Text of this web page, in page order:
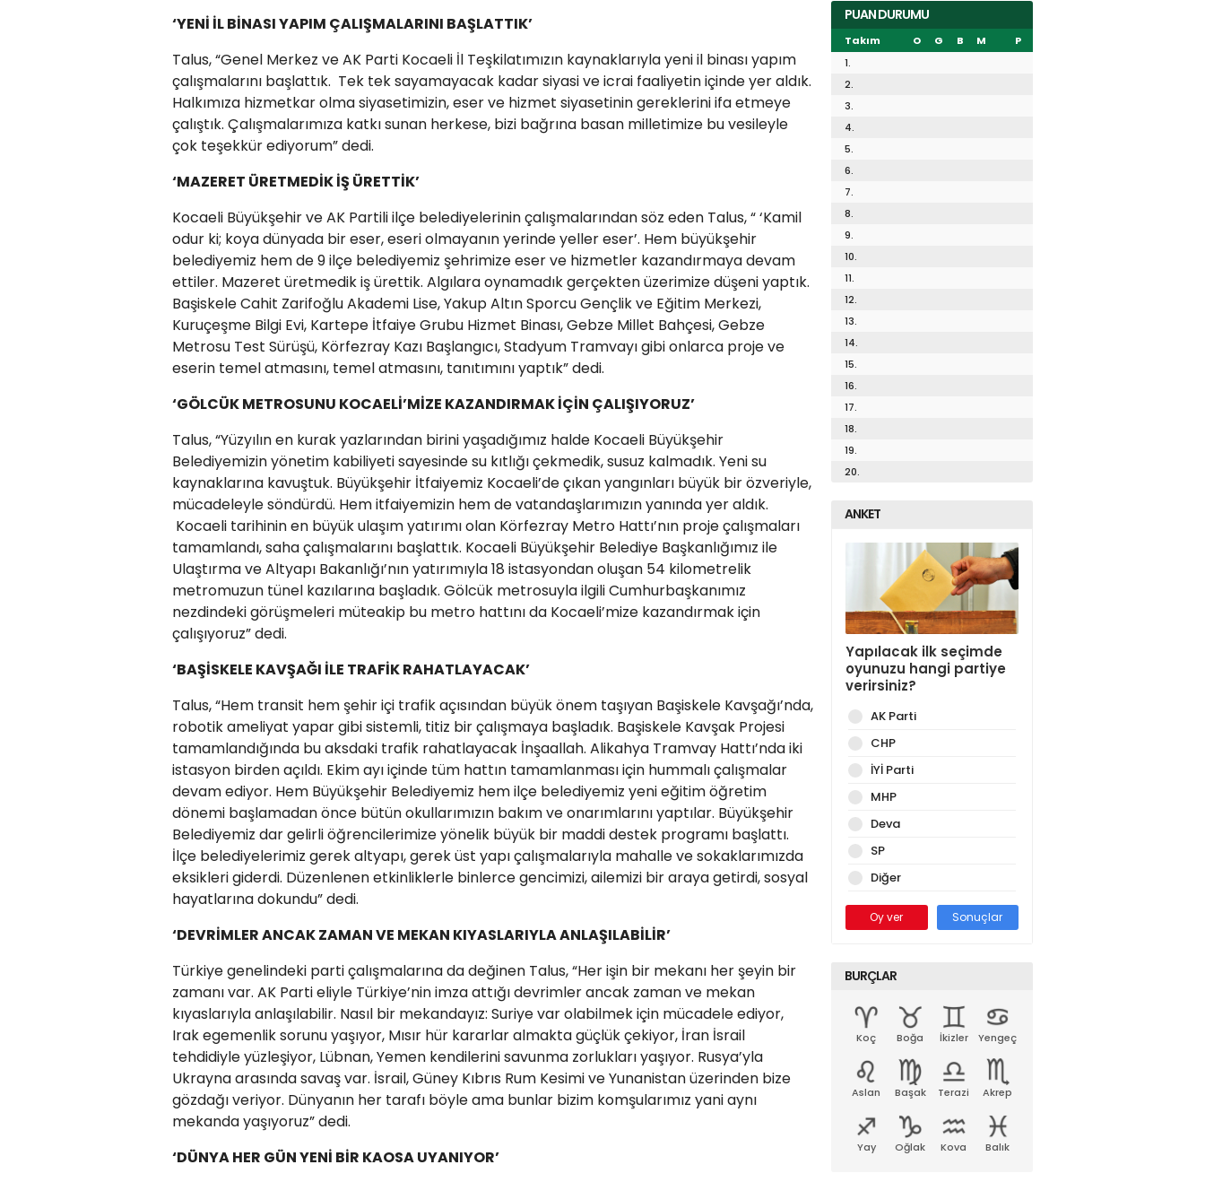
‘YENİ İL BİNASI YAPIM ÇALIŞMALARINI BAŞLATTIK’
Talus, “Genel Merkez ve AK Parti Kocaeli İl Teşkilatımızın kaynaklarıyla yeni il binası yapım
çalışmalarını başlattık. Tek tek sayamayacak kadar siyasi ve icrai faaliyetin içinde yer aldık.
Halkımıza hizmetkar olma siyasetimizin, eser ve hizmet siyasetinin gereklerini ifa etmeye
çalıştık. Çalışmalarımıza katkı sunan herkese, bizi bağrına basan milletimize bu vesileyle
çok teşekkür ediyorum” dedi.
‘MAZERET ÜRETMEDİK İŞ ÜRETTİK’
Kocaeli Büyükşehir ve AK Partili ilçe belediyelerinin çalışmalarından söz eden Talus, “ ‘Kamil
odur ki; koya dünyada bir eser, eseri olmayanın yerinde yeller eser’. Hem büyükşehir
belediyemiz hem de 9 ilçe belediyemiz şehrimize eser ve hizmetler kazandırmaya devam
ettiler. Mazeret üretmedik iş ürettik. Algılara oynamadık gerçekten üzerimize düşeni yaptık.
Başiskele Cahit Zarifoğlu Akademi Lise, Yakup Altın Sporcu Gençlik ve Eğitim Merkezi,
Kuruçeşme Bilgi Evi, Kartepe İtfaiye Grubu Hizmet Binası, Gebze Millet Bahçesi, Gebze
Metrosu Test Sürüşü, Körfezray Kazı Başlangıcı, Stadyum Tramvayı gibi onlarca proje ve
eserin temel atmasını, temel atmasını, tanıtımını yaptık” dedi.
‘GÖLCÜK METROSUNU KOCAELİ’MİZE KAZANDIRMAK İÇİN ÇALIŞIYORUZ’
Talus, “Yüzyılın en kurak yazlarından birini yaşadığımız halde Kocaeli Büyükşehir
Belediyemizin yönetim kabiliyeti sayesinde su kıtlığı çekmedik, susuz kalmadık. Yeni su
kaynaklarına kavuştuk. Büyükşehir İtfaiyemiz Kocaeli’de çıkan yangınları büyük bir özveriyle,
mücadeleyle söndürdü. Hem itfaiyemizin hem de vatandaşlarımızın yanında yer aldık.
Kocaeli tarihinin en büyük ulaşım yatırımı olan Körfezray Metro Hattı’nın proje çalışmaları
tamamlandı, saha çalışmalarını başlattık. Kocaeli Büyükşehir Belediye Başkanlığımız ile
Ulaştırma ve Altyapı Bakanlığı’nın yatırımıyla 18 istasyondan oluşan 54 kilometrelik
metromuzun tünel kazılarına başladık. Gölcük metrosuyla ilgili Cumhurbaşkanımız
nezdindeki görüşmeleri müteakip bu metro hattını da Kocaeli’mize kazandırmak için
çalışıyoruz” dedi.
‘BAŞİSKELE KAVŞAĞI İLE TRAFİK RAHATLAYACAK’
Talus, “Hem transit hem şehir içi trafik açısından büyük önem taşıyan Başiskele Kavşağı’nda,
robotik ameliyat yapar gibi sistemli, titiz bir çalışmaya başladık. Başiskele Kavşak Projesi
tamamlandığında bu aksdaki trafik rahatlayacak İnşaallah. Alikahya Tramvay Hattı’nda iki
istasyon birden açıldı. Ekim ayı içinde tüm hattın tamamlanması için hummalı çalışmalar
devam ediyor. Hem Büyükşehir Belediyemiz hem ilçe belediyemiz yeni eğitim öğretim
dönemi başlamadan önce bütün okullarımızın bakım ve onarımlarını yaptılar. Büyükşehir
Belediyemiz dar gelirli öğrencilerimize yönelik büyük bir maddi destek programı başlattı.
İlçe belediyelerimiz gerek altyapı, gerek üst yapı çalışmalarıyla mahalle ve sokaklarımızda
eksikleri giderdi. Düzenlenen etkinliklerle binlerce gencimizi, ailemizi bir araya getirdi, sosyal
hayatlarına dokundu” dedi.
‘DEVRİMLER ANCAK ZAMAN VE MEKAN KIYASLARIYLA ANLAŞILABİLİR’
Türkiye genelindeki parti çalışmalarına da değinen Talus, “Her işin bir mekanı her şeyin bir
zamanı var. AK Parti eliyle Türkiye’nin imza attığı devrimler ancak zaman ve mekan
kıyaslarıyla anlaşılabilir. Nasıl bir mekandayız: Suriye var olabilmek için mücadele ediyor,
Irak egemenlik sorunu yaşıyor, Mısır hür kararlar almakta güçlük çekiyor, İran İsrail
tehdidiyle yüzleşiyor, Lübnan, Yemen kendilerini savunma zorlukları yaşıyor. Rusya’yla
Ukrayna arasında savaş var. İsrail, Güney Kıbrıs Rum Kesimi ve Yunanistan üzerinden bize
gözdağı veriyor. Dünyanın her tarafı böyle ama bunlar bizim komşularımız yani aynı
mekanda yaşıyoruz” dedi.
‘DÜNYA HER GÜN YENİ BİR KAOSA UYANIYOR’
PUAN DURUMU
Takım O G B M
P
1.
2.
3.
4.
5.
6.
7.
8.
9.
10.
11.
12.
13.
14.
15.
16.
17.
18.
19.
20.
ANKET
Yapılacak ilk seçimde
oyunuzu hangi partiye
verirsiniz?
AK Parti
CHP
İYİ Parti
MHP
Deva
SP
Diğer
Oy ver Sonuçlar
BURÇLAR
Koç Boğa İkizler Yengeç
Aslan Başak Terazi Akrep
Yay Oğlak Kova Balık